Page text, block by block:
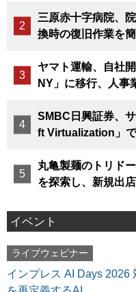
三原赤十字病院、
換時の復旧作業を
ヤマト運輸、自社
NY」に移行、人事
SMBC日興証券、
ft Virtualization」
丸亀製麺のトリド
を探索し、新規出
イベント
ライブウェビナー
インプレス AI Days 2026